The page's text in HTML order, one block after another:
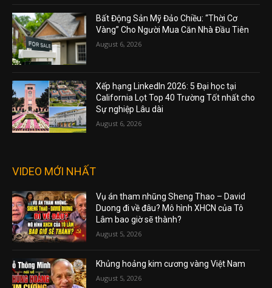
Bất Động Sản Mỹ Đảo Chiều: “Thời Cơ
Vàng” Cho Người Mua Căn Nhà Đầu Tiên
August 6, 2026
Xếp hạng LinkedIn 2026: 5 Đại học tại
California Lọt Top 40 Trường Tốt nhất cho
Sự nghiệp Lâu dài
August 6, 2026
VIDEO MỚI NHẤT
Vụ án tham nhũng Sheng Thao – David
Duong đi về đâu? Mô hình XHCN của Tô
Lâm bao giờ sẽ thành?
August 5, 2026
Khủng hoảng kim cương vàng Việt Nam
August 5, 2026